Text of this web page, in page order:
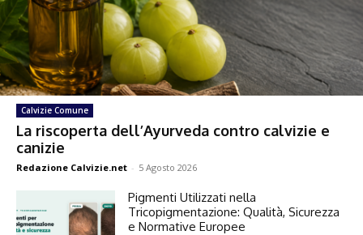
Calvizie Comune
La riscoperta dell’Ayurveda contro calvizie e
canizie
Redazione Calvizie.net - 5 Agosto 2026
Pigmenti Utilizzati nella
Tricopigmentazione: Qualità, Sicurezza
e Normative Europee